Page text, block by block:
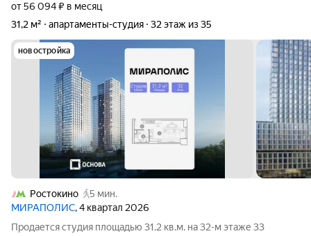
от 56 094 ₽ в месяц
31,2 м²
апартаменты-студия 32 этаж из 35
новостройка
Ростокино
5 мин.
МИРАПОЛИС, 4 квартал 2026
Продается студия площадью 31.2 кв.м. на 32-м этаже 33